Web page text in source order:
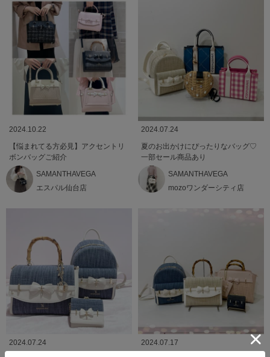
2024.10.22
【悩まれてる方必見】アクセントリ
ボンバッグご紹介
SAMANTHAVEGA
エスパル仙台店
2024.07.24
夏のお出かけにぴったりなバッグ♡
一部セール商品あり
SAMANTHAVEGA
mozoワンダーシティ店
2024.07.24
2024.07.17